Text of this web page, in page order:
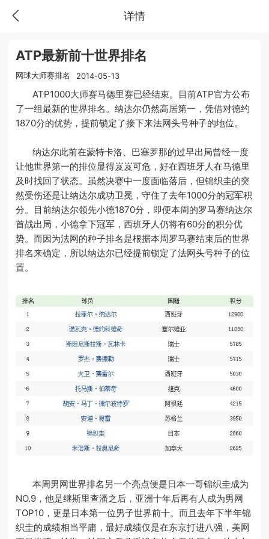
详情
ATP最新前十世界排名
网球大师赛排名 2014-05-13
ATP1000大师赛马德里赛已经结束。目前ATP官方公布
了一组最新的世界排名。纳达尔仍然高居第一，凭借对德约
1870分的优势，提前锁定了接下来法网头号种子的地位。
纳达尔此前在蒙特卡洛、巴塞罗那的过早出局曾经一度
让他世界第一的排位显得岌岌可危，好在西班牙人在马德里
及时找回了状态。虽然决赛中一度面临落后，但锦织圭的突
然受伤还是让纳达尔成功卫冕，守住了去年1000分的冠军积
分。目前纳达尔领先小德1870分，即便本周的罗马赛纳达尔
首战出局，小德拿下冠军，西班牙人仍将有60分的积分优
势。而因为法网的种子排名是根据本周罗马赛结束后的世界
排名来确定，所以纳达尔已经提前锁定了法网头号种子的位
置。
本周男网世界排名另一个亮点便是日本一哥锦织圭成为
NO.9，他是继斯里查潘之后，亚洲十年后再有人成为男网
TOP10，更是日本第一位男子世界前十。而且去年下半年锦
织圭的成绩相当平庸，最好成绩仅是在东京打进八强，美网